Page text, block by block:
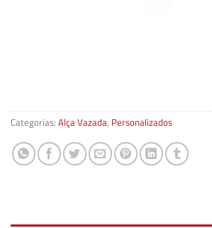
Categorias: Alça Vazada, Personalizados